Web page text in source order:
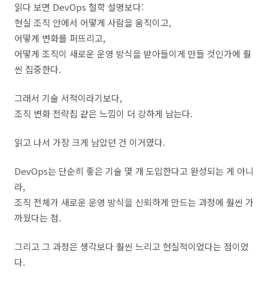
읽다 보면 DevOps 철학 설명보다:
현실 조직 안에서 어떻게 사람을 움직이고,
어떻게 변화를 퍼뜨리고,
어떻게 조직이 새로운 운영 방식을 받아들이게 만들 것인가에 훨
씬 집중한다.
그래서 기술 서적이라기보다,
조직 변화 전략집 같은 느낌이 더 강하게 남는다.
읽고 나서 가장 크게 남았던 건 이거였다.
DevOps는 단순히 좋은 기술 몇 개 도입한다고 완성되는 게 아니
라,
조직 전체가 새로운 운영 방식을 신뢰하게 만드는 과정에 훨씬 가
까웠다는 점.
그리고 그 과정은 생각보다 훨씬 느리고 현실적이었다는 점이었
다.